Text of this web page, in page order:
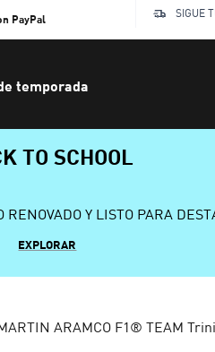
PayPal
SIGUE
temporada
TO SCHOOL
Y LISTO PARA
EXPLORAR
ARAMCO F1® TEAM